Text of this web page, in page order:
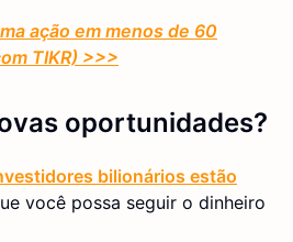
ação em menos de 60
TIKR) >>>
oportunidades?
bilionários estão
você possa seguir o dinheiro